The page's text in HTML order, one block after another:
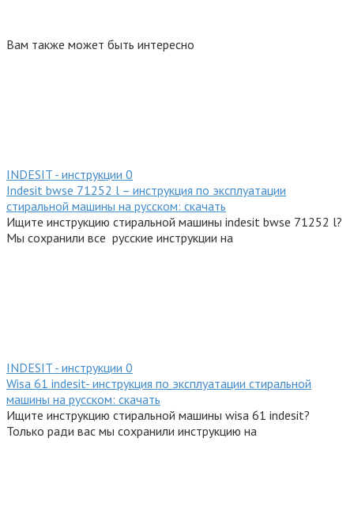
Вам также может быть интересно
INDESIT - инструкции 0
Indesit bwse 71252 l – инструкция по эксплуатации
стиральной машины на русском: скачать
Ищите инструкцию стиральной машины indesit bwse 71252 l?
Мы сохранили все русские инструкции на
INDESIT - инструкции 0
Wisa 61 indesit- инструкция по эксплуатации стиральной
машины на русском: скачать
Ищите инструкцию стиральной машины wisa 61 indesit?
Только ради вас мы сохранили инструкцию на